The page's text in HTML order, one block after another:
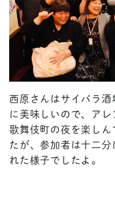
西原さんはサイバラ
に美味しいので、アレ
歌舞伎町の夜を楽しん
たが、参加者は十二
れた様子でしたよ。